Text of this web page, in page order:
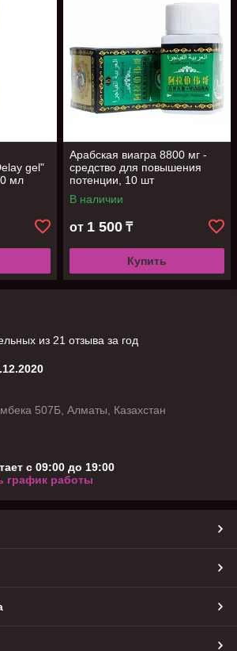
gel"
мл
Арабская виагра 8800 мг -
средство для повышения
потенции, 10 шт
В наличии
от 1 500 ₸
Купить
из 21 отзыва за год
507Б, Алматы, Казахстан
с 09:00 до 19:00
график работы